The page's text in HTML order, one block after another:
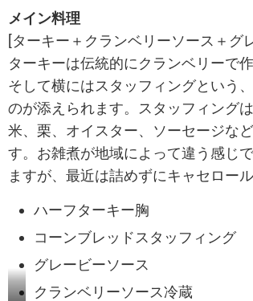
into
appetizer
bite
dot
Balsamic
Glaze
Sparkling
Cranberry
Juice
in
three
glasses
with
garnish
of
fresh
cranberries,
slices
and
of
rosemary
メイン料理
[ターキー＋クランベリーソース＋グ
ターキーは伝統的にクランベリーで
そして横にはスタッフィングという
のが添えられます。スタッフィング
米、栗、オイスター、ソーセージな
す。お雑煮が地域によって違う感じ
ますが、最近は詰めずにキャセロー
ハーフターキー胸
コーンブレッドスタッフィング
グレービーソース
クランベリーソース冷蔵